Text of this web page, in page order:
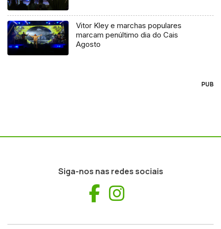
Vitor Kley e marchas populares
marcam penúltimo dia do Cais
Agosto
PUB
Siga-nos nas redes sociais
Facebook